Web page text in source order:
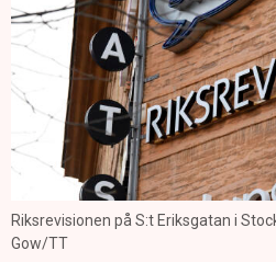
Riksrevisionen på S:t Eriksgatan i
Gow/TT